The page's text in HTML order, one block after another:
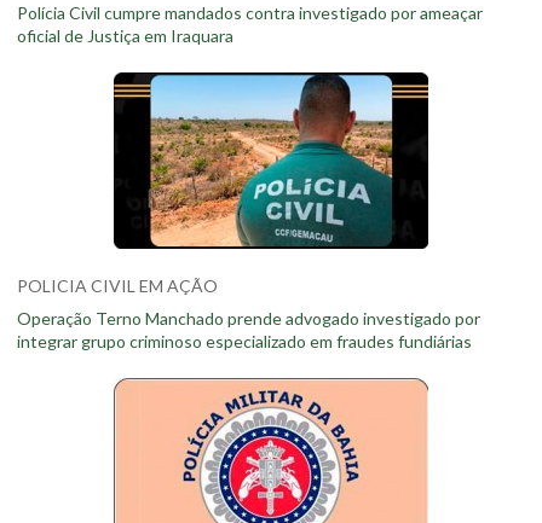
Polícia Civil cumpre mandados contra investigado por ameaçar
oficial de Justiça em Iraquara
POLICIA CIVIL EM AÇÃO
Operação Terno Manchado prende advogado investigado por
integrar grupo criminoso especializado em fraudes fundiárias